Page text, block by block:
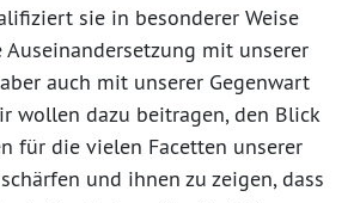
sie in besonderer Weise
mit unserer
auch mit unserer Gegenwart
wollen dazu beitragen, den Blick
für die vielen Facetten unserer
und ihnen zu zeigen, dass